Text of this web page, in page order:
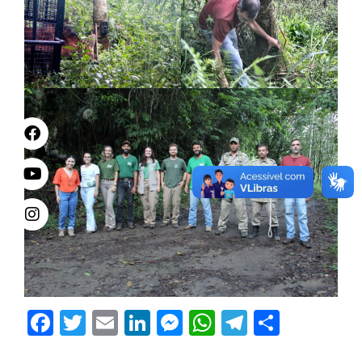
Facebook
Twitter
EmailLinkedIn
Messenger
WhatsApp
Telegram